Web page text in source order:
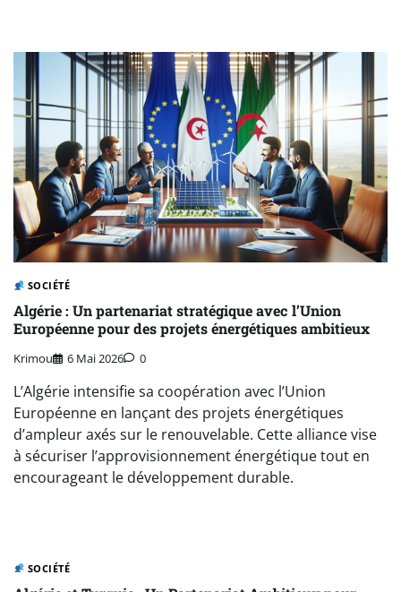
SOCIÉTÉ
Algérie : Un partenariat stratégique avec l’Union
Européenne pour des projets énergétiques ambitieux
Krimou 6 Mai 2026 0
L’Algérie intensifie sa coopération avec l’Union
Européenne en lançant des projets énergétiques
d’ampleur axés sur le renouvelable. Cette alliance vise
à sécuriser l’approvisionnement énergétique tout en
encourageant le développement durable.
SOCIÉTÉ